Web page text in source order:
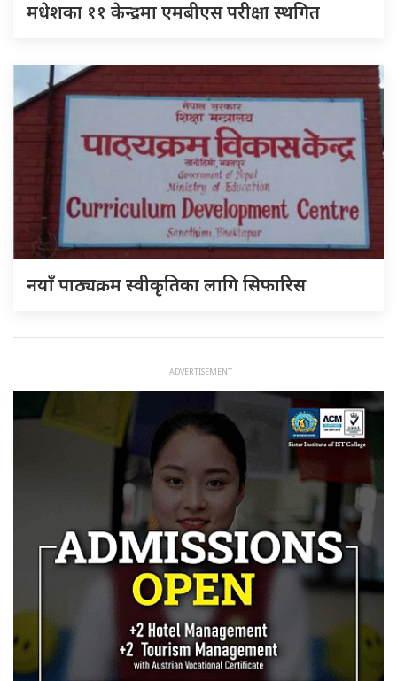
मधेशका ११ केन्द्रमा एमबीएस परीक्षा स्थगित
नयाँ पाठ्यक्रम स्वीकृतिका लागि सिफारिस